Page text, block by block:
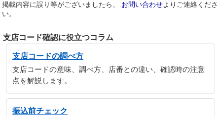
掲載内容に誤り等がございましたら、 お問い合わせよりご連絡くださ
い。
支店コード確認に役立つコラム
支店コードの調べ方
支店コードの意味、調べ方、店番との違い、確認時の注意
点を解説します。
振込前チェック